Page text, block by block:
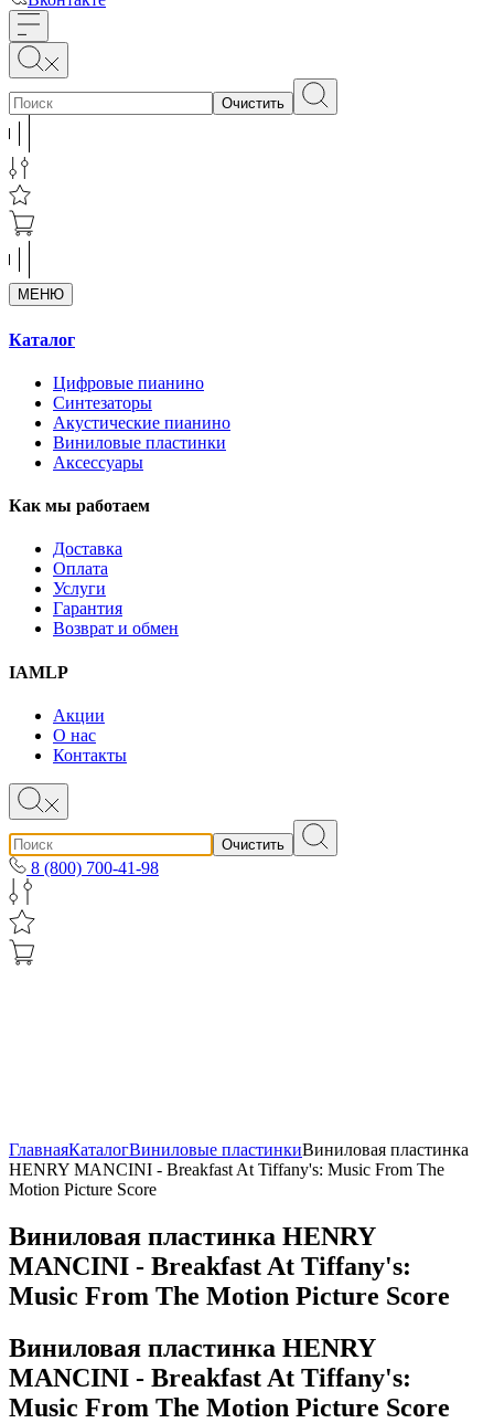
Очистить
МЕНЮ
Каталог
Цифровые пианино
Синтезаторы
Акустические пианино
Виниловые пластинки
Аксессуары
Как мы работаем
Доставка
Оплата
Услуги
Гарантия
Возврат и обмен
IAMLP
Акции
О нас
Контакты
Очистить
8 (800) 700-41-98
ГлавнаяКаталогВиниловые пластинкиВиниловая пластинка
HENRY MANCINI - Breakfast At Tiffany's: Music From The
Motion Picture Score
Виниловая пластинка HENRY
MANCINI - Breakfast At Tiffany's:
Music From The Motion Picture Score
Виниловая пластинка HENRY
MANCINI - Breakfast At Tiffany's:
Music From The Motion Picture Score